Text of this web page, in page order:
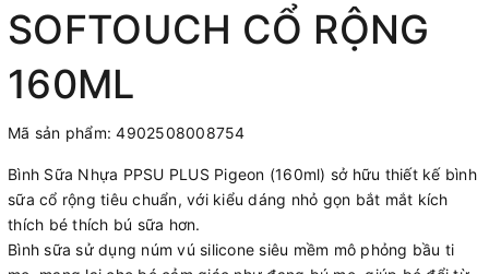
SOFTOUCH CỔ RỘNG
160ML
Mã sản phẩm: 4902508008754
Bình Sữa Nhựa PPSU PLUS Pigeon (160ml) sở hữu thiết kế bình
sữa cổ rộng tiêu chuẩn, với kiểu dáng nhỏ gọn bắt mắt kích
thích bé thích bú sữa hơn.
Bình sữa sử dụng núm vú silicone siêu mềm mô phỏng bầu ti